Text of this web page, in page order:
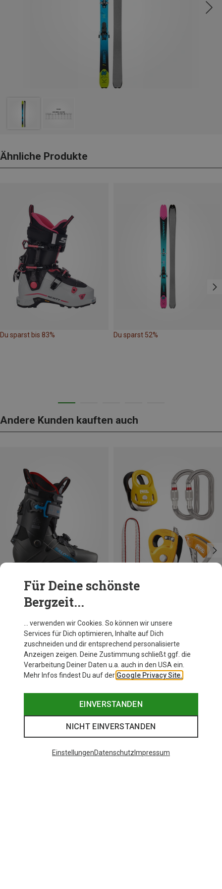
Ähnliche Produkte
Du sparst bis 83% Du sparst 52%
Andere Kunden kauften auch
Du sparst 55%
Petzl
Crevasse Sicherheitskit
CHF 169.30
Für Deine schönste
Bergzeit...
… verwenden wir Cookies. So können wir unsere
Services für Dich optimieren, Inhalte auf Dich
zuschneiden und dir entsprechend personalisierte
Anzeigen zeigen. Deine Zustimmung schließt ggf. die
Verarbeitung Deiner Daten u.a. auch in den USA ein.
Mehr Infos findest Du auf der Google Privacy Site.
EINVERSTANDEN
NICHT EINVERSTANDEN
EinstellungenDatenschutz Impressum